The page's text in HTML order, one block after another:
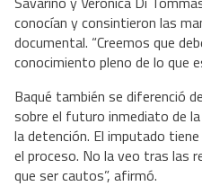
conocían y consintieron las
documental. “Creemos que
conocimiento pleno de lo que
Baqué también se diferenció
sobre el futuro inmediato de
la detención. El imputado
el proceso. No la veo tras las
que ser cautos”, afirmó.